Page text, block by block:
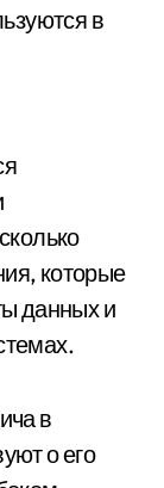
в
которые
данных и
в
о его